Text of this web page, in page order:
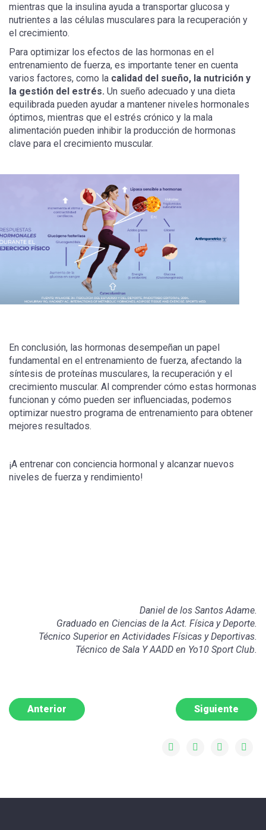
mientras que la insulina ayuda a transportar glucosa y
nutrientes a las células musculares para la recuperación y
el crecimiento.
Para optimizar los efectos de las hormonas en el
entrenamiento de fuerza, es importante tener en cuenta
varios factores, como la calidad del sueño, la nutrición y
la gestión del estrés. Un sueño adecuado y una dieta
equilibrada pueden ayudar a mantener niveles hormonales
óptimos, mientras que el estrés crónico y la mala
alimentación pueden inhibir la producción de hormonas
clave para el crecimiento muscular.
En conclusión, las hormonas desempeñan un papel
fundamental en el entrenamiento de fuerza, afectando la
síntesis de proteínas musculares, la recuperación y el
crecimiento muscular. Al comprender cómo estas hormonas
funcionan y cómo pueden ser influenciadas, podemos
optimizar nuestro programa de entrenamiento para obtener
mejores resultados.
¡A entrenar con conciencia hormonal y alcanzar nuevos
niveles de fuerza y ​​rendimiento!
Daniel de los Santos Adame.
Graduado en Ciencias de la Act. Física y Deporte.
Técnico Superior en Actividades Físicas y Deportivas.
Técnico de Sala Y AADD en Yo10 Sport Club.
Anterior Siguiente